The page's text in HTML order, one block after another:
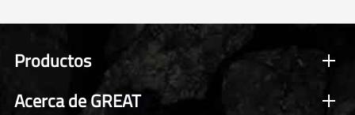
Productos
Acerca de GREAT